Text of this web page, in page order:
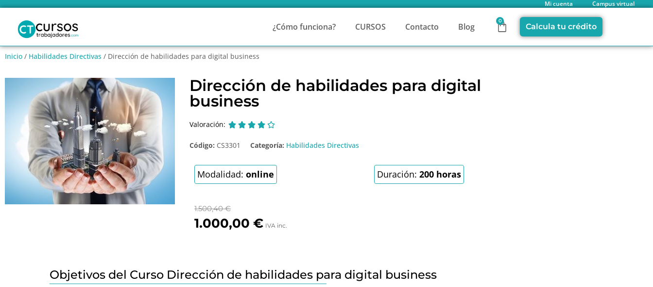
Mi cuenta Campus virtual
¿Cómo funciona? CURSOS Contacto Blog
0
Calcula tu crédito
Inicio / Habilidades Directivas / Dirección de habilidades para digital business
Dirección de habilidades para digital
business
Valoración:     
Código: CS3301 Categoría: Habilidades Directivas
Modalidad: online Duración: 200 horas
1.500,40€
1.000,00 € IVA inc.
Objetivos del Curso Dirección de habilidades para digital business